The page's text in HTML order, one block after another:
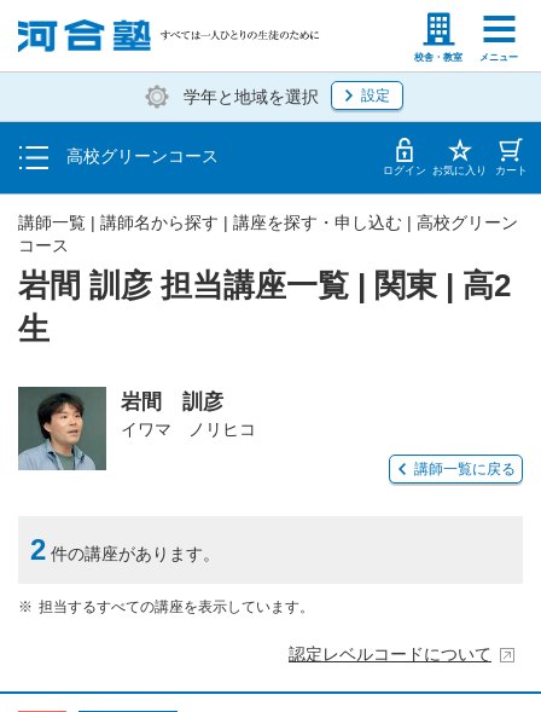
校舎・教室 メニュー
塾生の方 高等学校の先生
学年と地域を選択 設定
高校グリーンコース
学費の仕組み・支払方法
受講開始までの流れ
校舎・教室一覧 ログイン お気に入り カート
岩間 訓彦 担当講座一覧 | 関東 | 高2
生
講師一覧 | 講師名から探す | 講座を探す・申し込む | 高校グリーン
コース
岩間 訓彦
イワマ ノリヒコ
講師一覧に戻る
2 件の講座があります。
担当するすべての講座を表示しています。
認定レベルコードについて